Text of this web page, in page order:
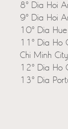
8º Dia Hoi
9º Dia Hoi
10º Dia
11º Dia Ho
Chi Minh City
12º Dia Ho
13º Dia